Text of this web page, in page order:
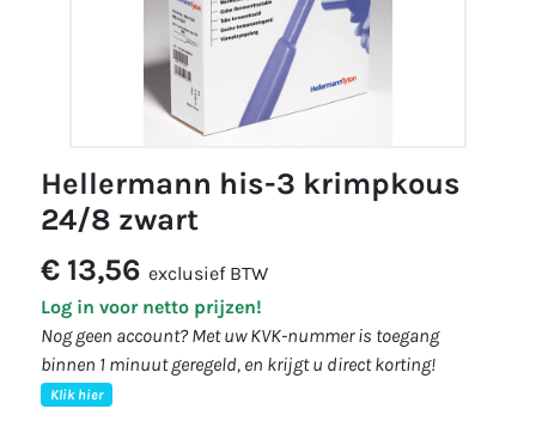
hellermann his-3 krimpkous
24/8 zwart
€ 13,56 exclusief BTW
Log in voor netto prijzen!
Nog geen account? Met uw KVK-nummer is toegang
binnen 1 minuut geregeld, en krijgt u direct korting!
Klik hier